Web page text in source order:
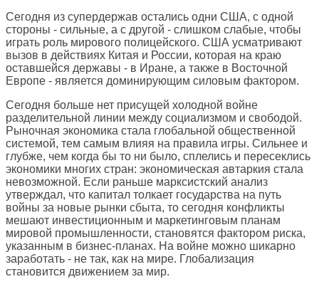
Сегодня из супердержав остались одни США, с одной
стороны - сильные, а с другой - слишком слабые, чтобы
играть роль мирового полицейского. США усматривают
вызов в действиях Китая и России, которая на краю
оставшейся державы - в Иране, а также в Восточной
Европе - является доминирующим силовым фактором.
Сегодня больше нет присущей холодной войне
разделительной линии между социализмом и свободой.
Рыночная экономика стала глобальной общественной
системой, тем самым влияя на правила игры. Сильнее и
глубже, чем когда бы то ни было, сплелись и пересеклись
экономики многих стран: экономическая автаркия стала
невозможной. Если раньше марксистский анализ
утверждал, что капитал толкает государства на путь
войны за новые рынки сбыта, то сегодня конфликты
мешают инвестиционным и маркетинговым планам
мировой промышленности, становятся фактором риска,
указанным в бизнес-планах. На войне можно шикарно
заработать - не так, как на мире. Глобализация
становится движением за мир.